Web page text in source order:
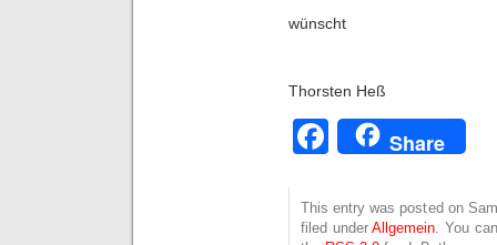
wünscht
Thorsten Heß
Facebook
Share
This entry was posted on
filed underAllgemein. You